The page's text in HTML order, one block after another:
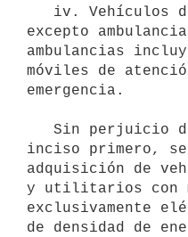
excepto
ambulancias
móviles de
emergencia.
inciso primero,
adquisición de
y utilitarios con
exclusivamente
de densidad de